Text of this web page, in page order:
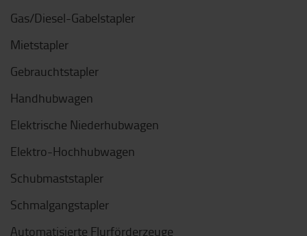
Gas/Diesel-Gabelstapler
Mietstapler
Gebrauchtstapler
Handhubwagen
Elektrische Niederhubwagen
Elektro-Hochhubwagen
Schubmaststapler
Schmalgangstapler
Automatisierte Flurförderzeuge